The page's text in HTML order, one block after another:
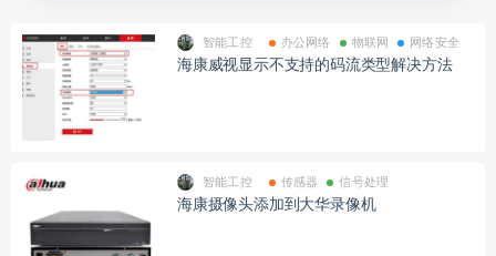
智能工控 办公网络 物联网 网络安全
海康威视显示不支持的码流类型解决方法
智能工控 传感器 信号处理
海康摄像头添加到大华录像机